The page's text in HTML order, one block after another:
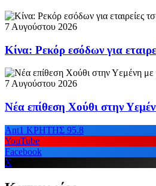
7 Αυγούστου 2026
Κίνα: Ρεκόρ εσόδων για
7 Αυγούστου 2026
Νέα επίθεση Χούθι στην
Ant1 ΚΡΗΤΗΣ 95.8
YouTube
Facebook
X